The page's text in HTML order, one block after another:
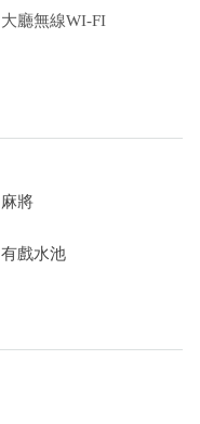
大廳無線WI-FI
麻將
有戲水池